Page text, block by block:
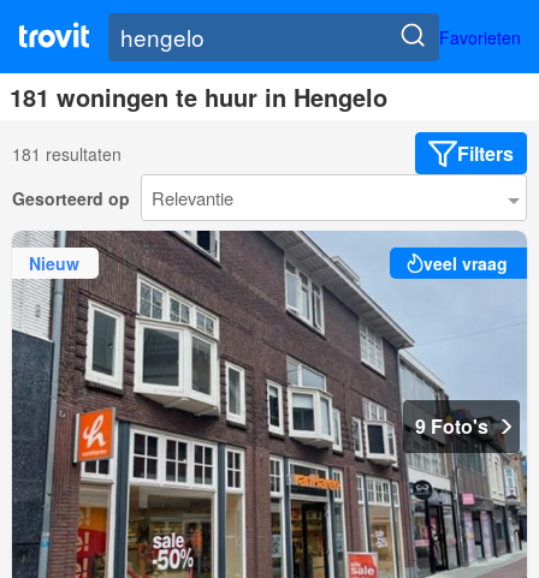
Favorieten
181 woningen te huur in Hengelo
181 resultaten Filters
Gesorteerd op
Nieuw veel vraag
9 Foto's